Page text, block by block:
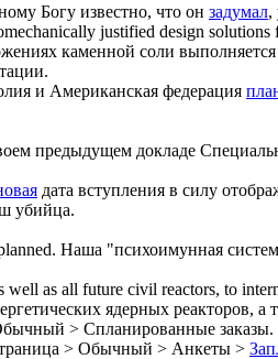
Богу известно, что он задумал,
justified design solutions
каменной соли
и Американская федерация
предыдущем докладе
дата вступления в силу
убийца.
. Наша "психоимунная
well as all future civil reactors, to
ядерных реакторов,
> Спланированные заказы.
> Обычный > Анкеты >